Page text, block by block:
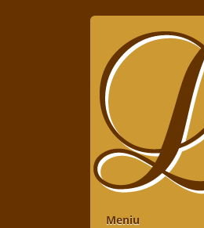
Meniu